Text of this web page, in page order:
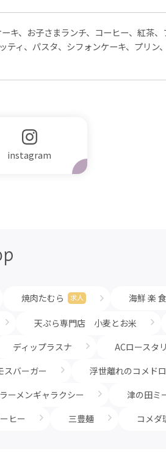
キ、お子さまランチ、コーヒー、紅茶
ティ、パスタ、シフォンケーキ、プリン
焼肉たむら 求人 海鮮 楽
天ぷら専門店 小麦とお米
ディップラスナ ACロースタ
スバーガー 浮世離れのコメド
ラーメンギャラクシー 津の田ミ
ヒー 三豊麺 コメダ